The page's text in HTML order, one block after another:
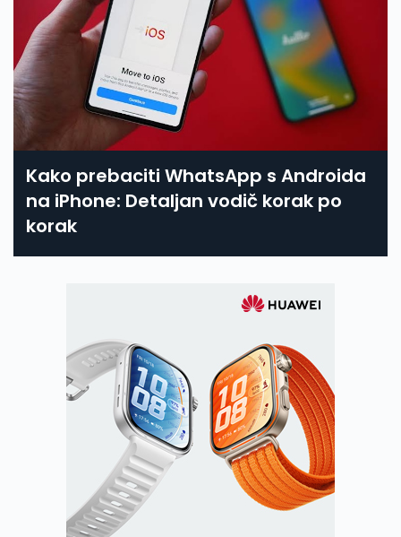
Kako prebaciti WhatsApp s Androida
na iPhone: Detaljan vodič korak po
korak